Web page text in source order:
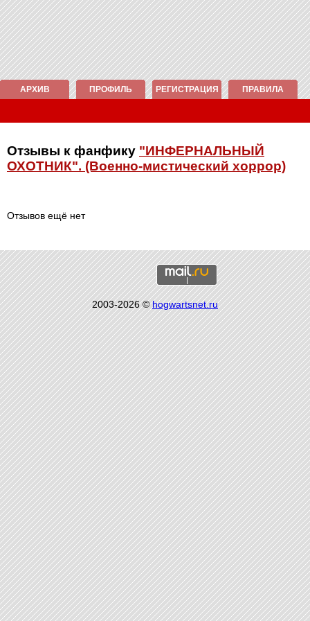
АРХИВ ПРОФИЛЬ РЕГИСТРАЦИЯ ПРАВИЛА
Отзывы к фанфику "ИНФЕРНАЛЬНЫЙ
ОХОТНИК". (Военно-мистический хоррор)
Отзывов ещё нет
2003-2026 ©hogwartsnet.ru